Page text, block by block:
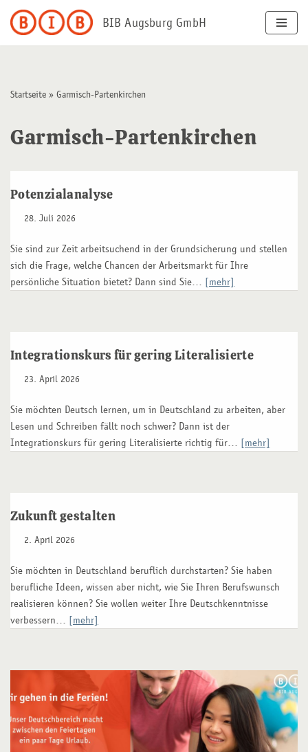
Zum
BIB Augsburg GmbH
Startseite » Garmisch-Partenkirchen
Garmisch-Partenkirchen
Potenzialanalyse
28. Juli 2026
Sie sind zur Zeit arbeitsuchend in der Grundsicherung und stellen
sich die Frage, welche Chancen der Arbeitsmarkt für Ihre
persönliche Situation bietet? Dann sind Sie… [mehr]
Integrationskurs für gering Literalisierte
23. April 2026
Sie möchten Deutsch lernen, um in Deutschland zu arbeiten, aber
Lesen und Schreiben fällt noch schwer? Dann ist der
Integrationskurs für gering Literalisierte richtig für… [mehr]
Zukunft gestalten
2. April 2026
Sie möchten in Deutschland beruflich durchstarten? Sie haben
berufliche Ideen, wissen aber nicht, wie Sie Ihren Berufswunsch
realisieren können? Sie wollen weiter Ihre Deutschkenntnisse
verbessern… [mehr]